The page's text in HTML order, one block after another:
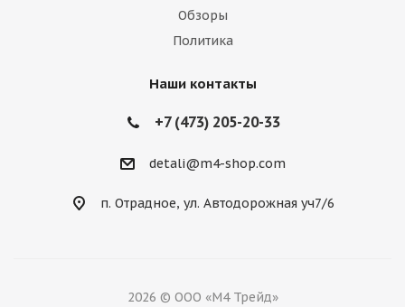
Обзоры
Политика
Наши контакты
+7 (473) 205-20-33
detali@m4-shop.com
п. Отрадное, ул. Автодорожная уч7/6
2026 © ООО «М4 Трейд»